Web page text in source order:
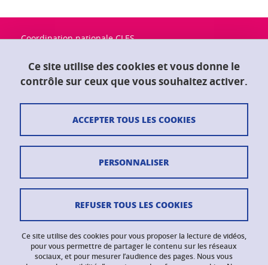
Coordination nationale CLES
Maison du doctorat "Jean Kuntzmann"
CS 40700
38058 Grenoble Cedex 9
Plan du site
Données personnelles
Gestion des cookies
Ce site utilise des cookies et vous donne le
contrôle sur ceux que vous souhaitez activer.
Ce site utilise des cookies pour vous proposer la lecture de vidéos,
pour vous permettre de partager le contenu sur les réseaux
sociaux, et pour mesurer l’audience des pages. Nous vous
ACCEPTER TOUS LES COOKIES
REFUSER TOUS LES COOKIES
PERSONNALISER